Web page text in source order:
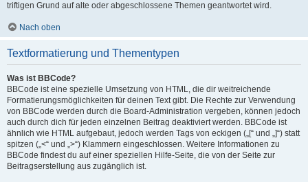
triftigen Grund auf alte oder abgeschlossene Themen geantwortet wird.
Nach oben
Textformatierung und Thementypen
Was ist BBCode?
BBCode ist eine spezielle Umsetzung von HTML, die dir weitreichende
Formatierungsmöglichkeiten für deinen Text gibt. Die Rechte zur Verwendung
von BBCode werden durch die Board-Administration vergeben, können jedoch
auch durch dich für jeden einzelnen Beitrag deaktiviert werden. BBCode ist
ähnlich wie HTML aufgebaut, jedoch werden Tags von eckigen („[“ und „]“) statt
spitzen („<“ und „>“) Klammern eingeschlossen. Weitere Informationen zu
BBCode findest du auf einer speziellen Hilfe-Seite, die von der Seite zur
Beitragserstellung aus zugänglich ist.